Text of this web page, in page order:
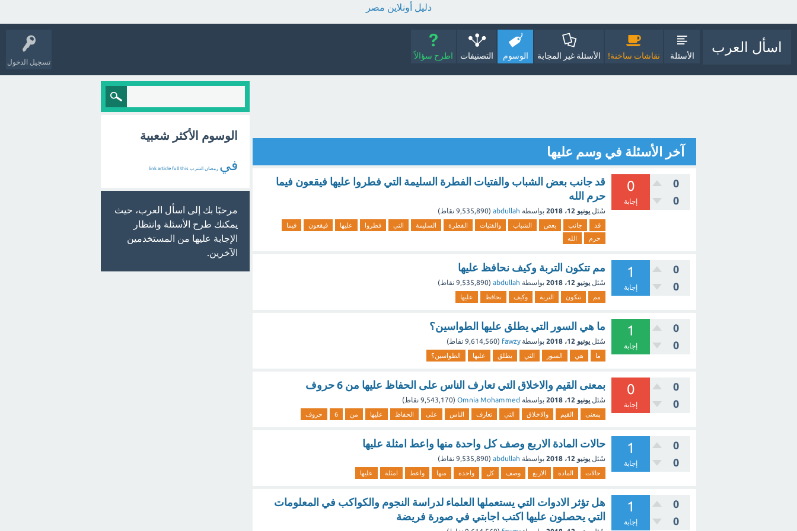
دليل أونلاين مصر
تسجيل الدخول
اسأل العرب
الأسئلة نقاشات ساخنة! الأسئلة غير المجابة الوسوم التصنيفات اطرح سؤالاً
آخر الأسئلة في وسم عليها
0
0
0
إجابة
قد جانب بعض الشباب والفتيات الفطرة السليمة التي فطروا عليها فيقعون فيما
حرم الله
سُئل يونيو 12، 2018 بواسطة abdullah
(
9,535,890 نقاط)
قد جانب بعض الشباب والفتيات الفطرة السليمة التي فطروا عليها فيقعون
فيما
حرم
الله
0
0
1
إجابة
مم تتكون التربة وكيف نحافظ عليها
سُئل يونيو 12، 2018 بواسطة abdullah
(
9,535,890 نقاط)
مم تتكون التربة وكيف نحافظ عليها
0
0
1
إجابة
ما هي السور التي يطلق عليها الطواسين؟
سُئل يونيو 12، 2018 بواسطةfawzy
(
9,614,560 نقاط)
ما هي السور التي يطلق عليها الطواسين؟
0
0
0
إجابة
بمعنى القيم والاخلاق التي تعارف الناس على الحفاظ عليها من 6 حروف
سُئل يونيو 12، 2018 بواسطة Omnia Mohammed
(
9,543,170 نقاط)
بمعنى القيم والاخلاق التي تعارف الناس على الحفاظ عليها من 6 حروف
0
0
1
إجابة
حالات المادة الاربع وصف كل واحدة منها واعط امثلة عليها
سُئل يونيو 12، 2018 بواسطة abdullah
(
9,535,890 نقاط)
حالات المادة الاربع وصف كل واحدة منها واعط امثلة عليها
0
0
1
إجابة
هل تؤثر الادوات التي يستعملها العلماء لدراسة النجوم والكواكب في المعلومات
التي يحصلون عليها اكتب اجابتي في صورة فريضة
الوسوم الأكثر شعبية
في رمضان الشرب link article full this
مرحبًا بك إلى اسأل العرب، حيث
يمكنك طرح الأسئلة وانتظار
الإجابة عليها من المستخدمين
الآخرين.